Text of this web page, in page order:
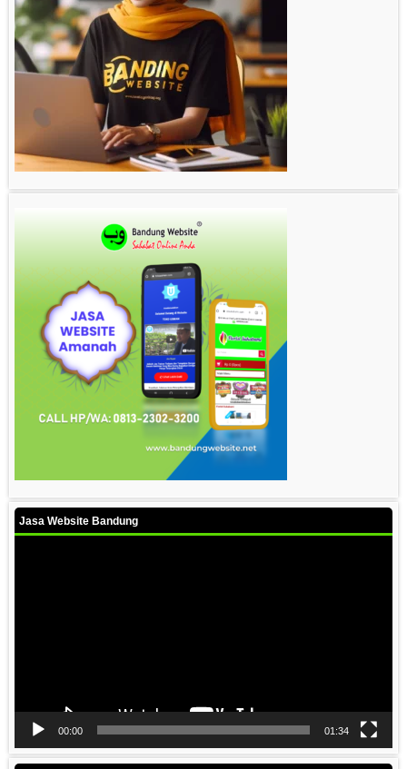
Jasa Website Bandung
00:00 01:34